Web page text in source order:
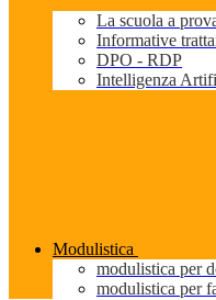
La scuola a
Informative
DPO - RDP
Intelligenza
Modulistica
modulistica per
modulistica per